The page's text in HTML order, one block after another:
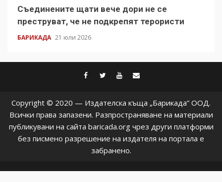
Съединените щати вече дори не се
преструват, че не подкрепят терористи
БАРИКАДА 21 юли 2026
facebook
twitter
youtube
Copyright © 2020 — Издателска къща „Барикада” ООД.
Всички права запазени. Разпространяване на материали
публикувани на сайта baricada.org чрез други платформи
без писмено разрешение на издателя на портала е
забранено.